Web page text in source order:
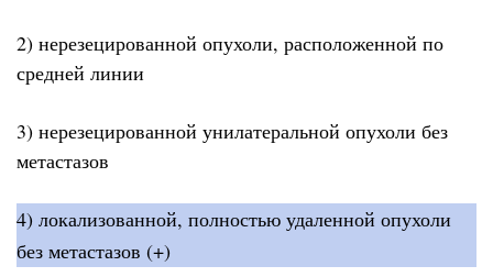
2) нерезецированной опухоли, расположенной по
средней линии
3) нерезецированной унилатеральной опухоли без
метастазов
4) локализованной, полностью удаленной опухоли
без метастазов (+)